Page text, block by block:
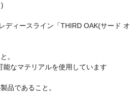
ディースライン「THIRD OAK(サード オ
。
能なマテリアルを使用しています
品であること。